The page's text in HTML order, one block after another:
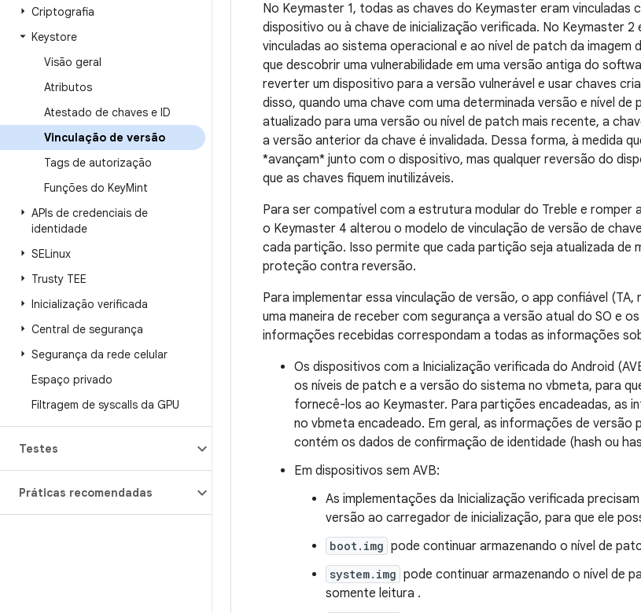
Criptografia
Keystore
Visão geral
Atributos
Atestado de chaves e ID
Vinculação de versão
Tags de autorização
Funções do KeyMint
APIs de credenciais de
identidade
SELinux
Trusty TEE
Inicialização verificada
Central de segurança
Segurança da rede celular
Espaço privado
Filtragem de syscalls da GPU
Testes
Práticas recomendadas
No Keymaster 1, todas as chaves do Keymaster eram vinculadas
dispositivo ou à chave de inicialização verificada. No Keymaster
vinculadas ao sistema operacional e ao nível de patch da imagem
que descobrir uma vulnerabilidade em uma versão antiga do
reverter um dispositivo para a versão vulnerável e usar chaves
disso, quando uma chave com uma determinada versão e nível
atualizado para uma versão ou nível de patch mais recente, a
a versão anterior da chave é invalidada. Dessa forma, à medida
*avançam* junto com o dispositivo, mas qualquer reversão do
que as chaves fiquem inutilizáveis.
Para ser compatível com a estrutura modular do Treble e romper
o Keymaster 4 alterou o modelo de vinculação de versão de
cada partição. Isso permite que cada partição seja atualizada de
proteção contra reversão.
Para implementar essa vinculação de versão, o app confiável (TA,
uma maneira de receber com segurança a versão atual do SO e
informações recebidas correspondam a todas as informações
Os dispositivos com a Inicialização verificada do Android
os níveis de patch e a versão do sistema no vbmeta, para
fornecê-los ao Keymaster. Para partições encadeadas, as
no vbmeta encadeado. Em geral, as informações de versão
contém os dados de confirmação de identidade (hash ou
Em dispositivos sem AVB:
As implementações da Inicialização verificada
versão ao carregador de inicialização, para que ele
boot.img pode continuar armazenando o nível de
system.img pode continuar armazenando o nível de
somente leitura .